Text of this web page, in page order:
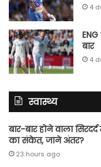
4
बार
4
स्वास्थ्य
बार-बार होने वाला
का संकेत, जाने अंतर?
23 hours ago